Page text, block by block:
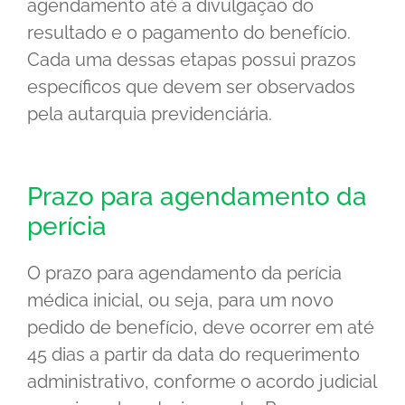
agendamento até a divulgação do
resultado e o pagamento do benefício.
Cada uma dessas etapas possui prazos
específicos que devem ser observados
pela autarquia previdenciária.
Prazo para agendamento da
perícia
O prazo para agendamento da perícia
médica inicial, ou seja, para um novo
pedido de benefício, deve ocorrer em até
45 dias a partir da data do requerimento
administrativo, conforme o acordo judicial